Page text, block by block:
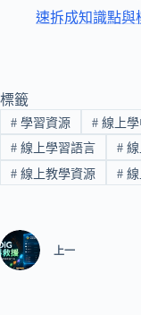
速拆成知識點與
標籤
#學習資源 #線上學
#線上學習語言 #線
#線上教學資源 #線
上一